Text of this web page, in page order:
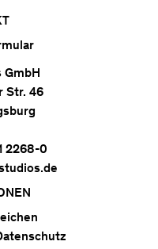
GmbH
Str. 46
2268-0